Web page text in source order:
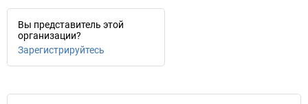
Вы представитель этой
организации?
Зарегистрируйтесь